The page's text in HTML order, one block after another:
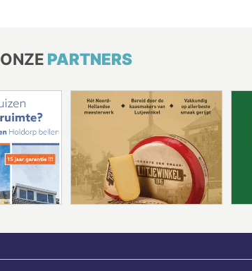
ONZE PARTNERS